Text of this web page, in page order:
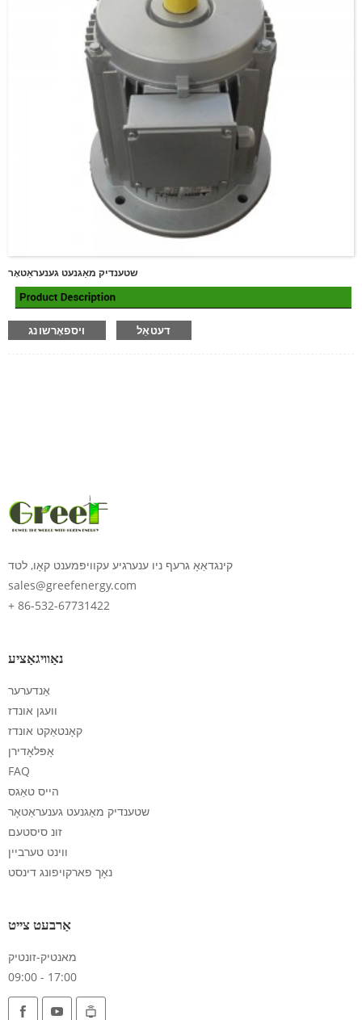
שטענדיק מאַגנעט גענעראַטאָר
ויספאָרשונג דעטאַל
קינגדאַאָ גרעף ניו ענערגיע עקוויפּמענט קאָו, לטד
sales@greefenergy.com
+ 86-532-67731422
נאַוויגאַציע
אַנדערער
וועגן אונדז
קאָנטאַקט אונדז
אָפּלאָדירן
FAQ
הייס טאַגס
שטענדיק מאַגנעט גענעראַטאָר
זונ סיסטעם
ווינט טערביין
נאָך פארקויפונג דינסט
אַרבעט צייט
מאנטיק-זונטיק
09:00 - 17:00